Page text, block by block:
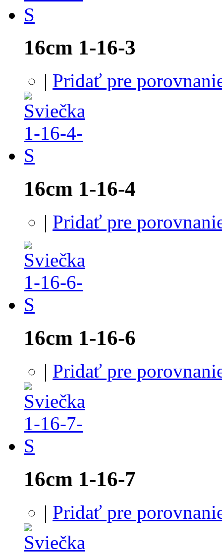
16cm 1-16-3
| Pridať pre
16cm 1-16-4
| Pridať pre
16cm 1-16-6
| Pridať pre
16cm 1-16-7
| Pridať pre